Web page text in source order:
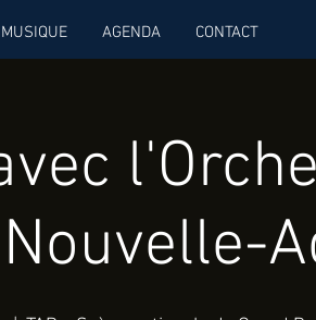
MUSIQUE AGENDA CONTACT